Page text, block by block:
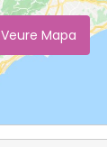
Veure Mapa